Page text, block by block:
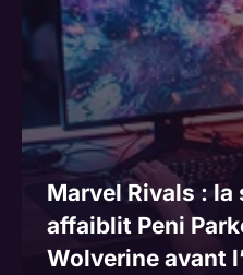
Marvel Rivals : la
affaiblit Peni
Wolverine avant